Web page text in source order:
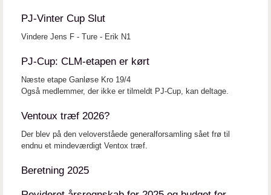
PJ-Vinter Cup Slut
Vindere Jens F - Ture - Erik N1
PJ-Cup: CLM-etapen er kørt
Næste etape Ganløse Kro 19/4
Også medlemmer, der ikke er tilmeldt PJ-Cup, kan deltage.
Ventoux træf 2026?
Der blev på den veloverståede generalforsamling sået frø til
endnu et mindeværdigt Ventox træf.
Beretning 2025